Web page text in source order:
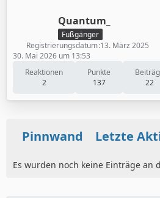
Quantum_
Fußgänger
Reaktionen
2
Punkte
137
22
Registrierungsdatum 13. März 2025
30. Mai 2026 um 13:53
Pinnwand Letzte
Es wurden noch keine Einträge an